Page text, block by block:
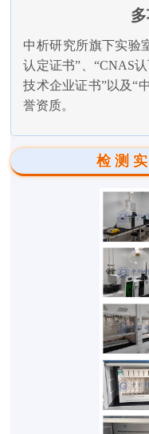
中析研究所旗下实验
认定证书”、“CNAS
技术企业证书”以及“
誉资质。
检测